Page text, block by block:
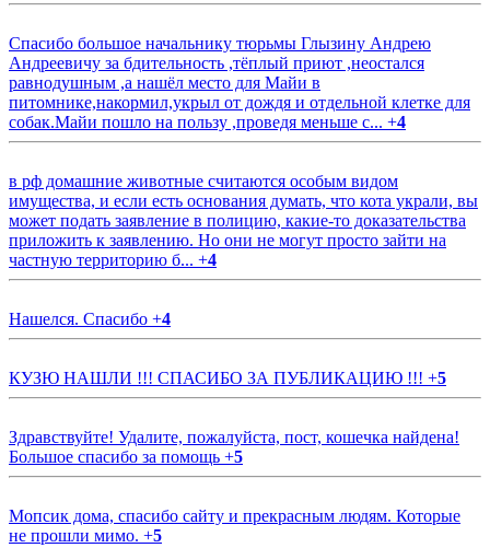
Спасибо большое начальнику тюрьмы Глызину Андрею
Андреевичу за бдительность ,тёплый приют ,неостался
равнодушным ,а нашёл место для Майи в
питомнике,накормил,укрыл от дождя и отдельной клетке для
собак.Майи пошло на пользу ,проведя меньше с... +4
в рф домашние животные считаются особым видом
имущества, и если есть основания думать, что кота украли, вы
может подать заявление в полицию, какие-то доказательства
приложить к заявлению. Но они не могут просто зайти на
частную территорию б... +4
Нашелся. Спасибо +4
КУЗЮ НАШЛИ !!! СПАСИБО ЗА ПУБЛИКАЦИЮ !!! +5
Здравствуйте! Удалите, пожалуйста, пост, кошечка найдена!
Большое спасибо за помощь +5
Мопсик дома, спасибо сайту и прекрасным людям. Которые
не прошли мимо. +5